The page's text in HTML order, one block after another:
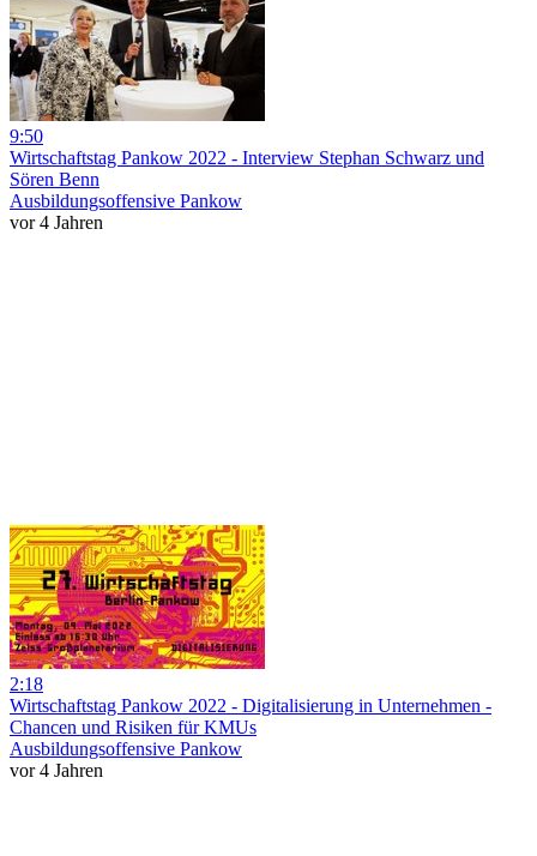
9:50
Wirtschaftstag Pankow 2022 - Interview Stephan Schwarz und
Sören Benn
Ausbildungsoffensive Pankow
vor 4 Jahren
2:18
Wirtschaftstag Pankow 2022 - Digitalisierung in Unternehmen -
Chancen und Risiken für KMUs
Ausbildungsoffensive Pankow
vor 4 Jahren